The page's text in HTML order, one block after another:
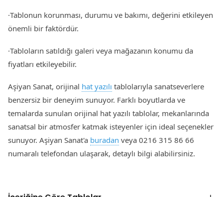
·Tablonun korunması, durumu ve bakımı, değerini etkileyen
önemli bir faktördür.
·Tabloların satıldığı galeri veya mağazanın konumu da
fiyatları etkileyebilir.
Aşiyan Sanat, orijinal hat yazılı tablolarıyla sanatseverlere
benzersiz bir deneyim sunuyor. Farklı boyutlarda ve
temalarda sunulan orijinal hat yazılı tablolar, mekanlarında
sanatsal bir atmosfer katmak isteyenler için ideal seçenekler
sunuyor. Aşiyan Sanat'a buradan veya 0216 315 86 66
numaralı telefondan ulaşarak, detaylı bilgi alabilirsiniz.